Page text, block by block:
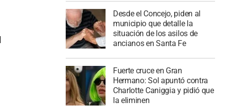
Desde el Concejo, piden al
municipio que detalle la
situación de los asilos de
ancianos en Santa Fe
Fuerte cruce en Gran
Hermano: Sol apuntó contra
Charlotte Caniggia y pidió que
la eliminen